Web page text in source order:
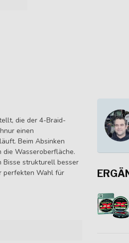
die der 4-Braid-
einen
Beim Absinken
die Wasseroberfläche.
Bisse strukturell besser
perfekten Wahl für